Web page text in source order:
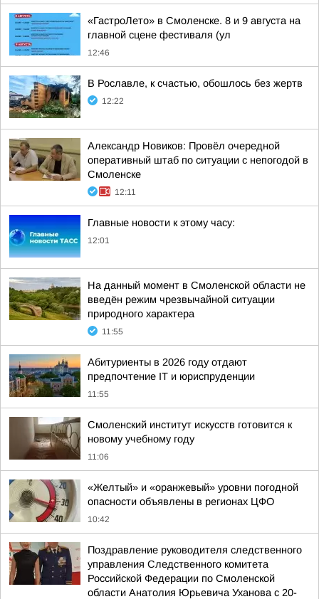
«ГастроЛето» в Смоленске. 8 и 9 августа на
главной сцене фестиваля (ул
12:46
В Рославле, к счастью, обошлось без жертв
12:22
Александр Новиков: Провёл очередной
оперативный штаб по ситуации с непогодой в
Смоленске
12:11
Главные новости к этому часу:
12:01
На данный момент в Смоленской области не
введён режим чрезвычайной ситуации
природного характера
11:55
Абитуриенты в 2026 году отдают
предпочтение IT и юриспруденции
11:55
Смоленский институт искусств готовится к
новому учебному году
11:06
«Желтый» и «оранжевый» уровни погодной
опасности объявлены в регионах ЦФО
10:42
Поздравление руководителя следственного
управления Следственного комитета
Российской Федерации по Смоленской
области Анатолия Юрьевича Уханова с 20-